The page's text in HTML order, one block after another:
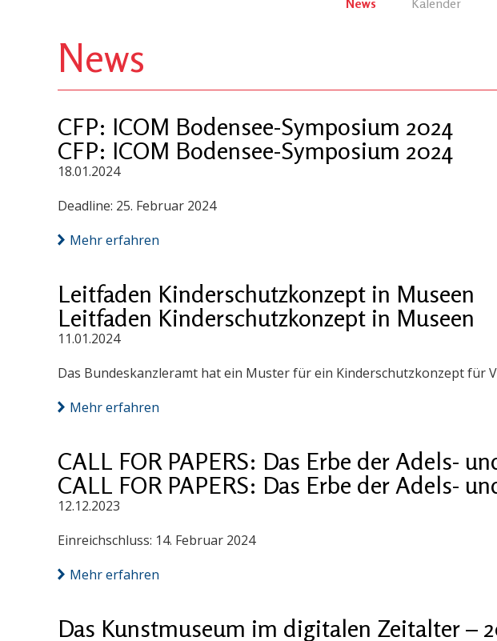
News
CFP: ICOM Bodensee-Symposium 2024
CFP: ICOM Bodensee-Symposium 2024
18.01.2024
Deadline: 25. Februar 2024
Mehr erfahren
Leitfaden Kinderschutzkonzept in Museen
Leitfaden Kinderschutzkonzept in Museen
11.01.2024
Das Bundeskanzleramt hat ein Muster für ein Kinderschutzkonzept für
Mehr erfahren
CALL FOR PAPERS: Das Erbe der Adels-
CALL FOR PAPERS: Das Erbe der Adels-
12.12.2023
Einreichschluss: 14. Februar 2024
Mehr erfahren
Das Kunstmuseum im digitalen Zeitalter –